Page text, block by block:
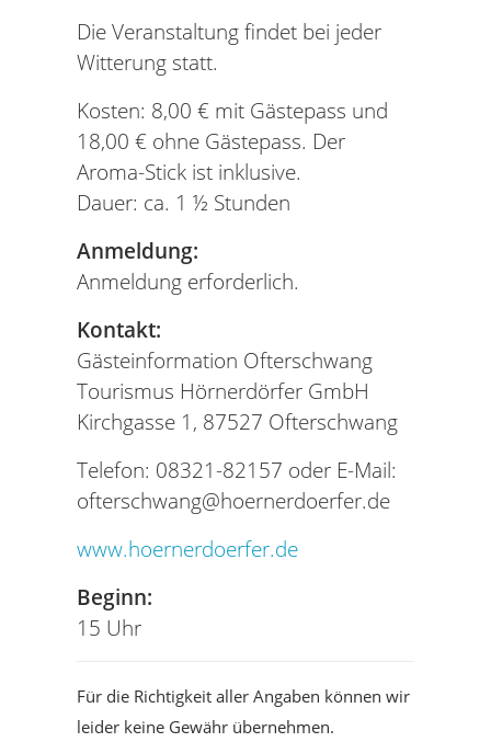
Die Veranstaltung findet bei jeder
Witterung statt.
Kosten: 8,00 € mit Gästepass und
18,00 € ohne Gästepass. Der
Aroma-Stick ist inklusive.
Dauer: ca. 1 ½ Stunden
Anmeldung:
Anmeldung erforderlich.
Kontakt:
Gästeinformation Ofterschwang
Tourismus Hörnerdörfer GmbH
Kirchgasse 1, 87527 Ofterschwang
Telefon: 08321-82157 oder E-Mail:
ofterschwang@hoernerdoerfer.de
www.hoernerdoerfer.de
Beginn:
15 Uhr
Für die Richtigkeit aller Angaben können wir
leider keine Gewähr übernehmen.